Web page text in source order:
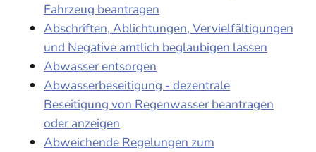
Fahrzeug beantragen
Abschriften, Ablichtungen, Vervielfältigungen
und Negative amtlich beglaubigen lassen
Abwasser entsorgen
Abwasserbeseitigung - dezentrale
Beseitigung von Regenwasser beantragen
oder anzeigen
Abweichende Regelungen zum